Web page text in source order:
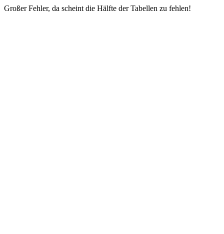
Großer Fehler, da scheint die Hälfte der Tabellen zu fehlen!